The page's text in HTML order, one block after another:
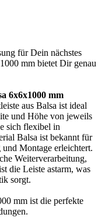
für Dein nächstes
mm bietet Dir genau
6x6x1000 mm
aus Balsa ist ideal
und Höhe von jeweils
sich flexibel in
Balsa ist bekannt für
Montage erleichtert.
Weiterverarbeitung,
die Leiste astarm, was
sorgt.
mm ist die perfekte